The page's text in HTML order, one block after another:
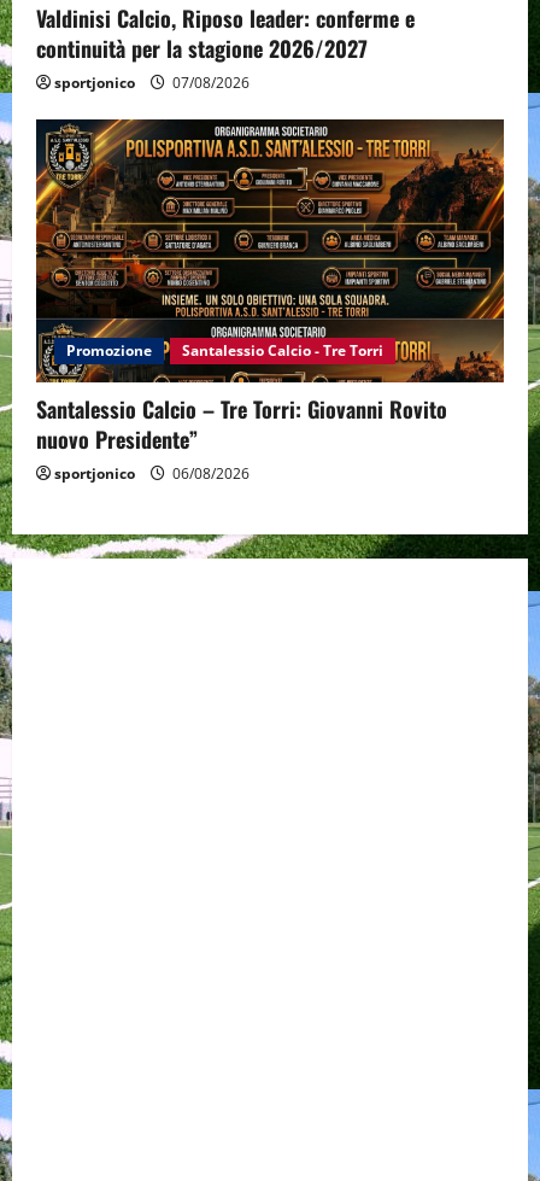
Valdinisi Calcio, Riposo leader: conferme e
continuità per la stagione 2026/2027
sportjonico 07/08/2026
Promozione Santalessio Calcio - Tre Torri
Santalessio Calcio – Tre Torri: Giovanni Rovito
nuovo Presidente”
sportjonico 06/08/2026